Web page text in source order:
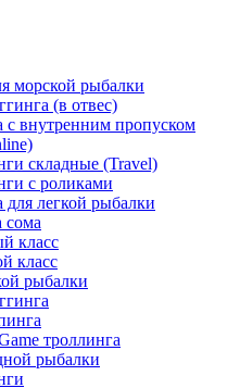
морской рыбалки
(в отвес)
внутренним пропуском
складные (Travel)
с роликами
легкой рыбалки
класс
класс
рыбалки
троллинга
рыбалки